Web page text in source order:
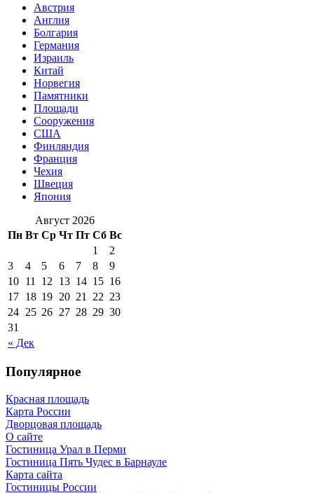
Австрия
Англия
Болгария
Германия
Израиль
Китай
Норвегия
Памятники
Площади
Сооружения
США
Финляндия
Франция
Чехия
Швеция
Япония
Август 2026
Пн Вт Ср Чт Пт Сб Вс
« Дек
1
2
3
4 5 6 7 8
9
10 11 12 13 14 15 16
17 18 19 20 21 22 23
24 25 26 27 28 29 30
31
Популярное
Красная площадь
Карта России
Дворцовая площадь
О сайте
Гостиница Урал в Перми
Гостиница Пять Чудес в Барнауле
Карта сайта
Гостиницы России